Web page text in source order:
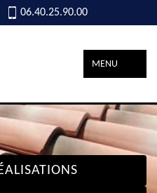
06.40.25.90.00
MENU